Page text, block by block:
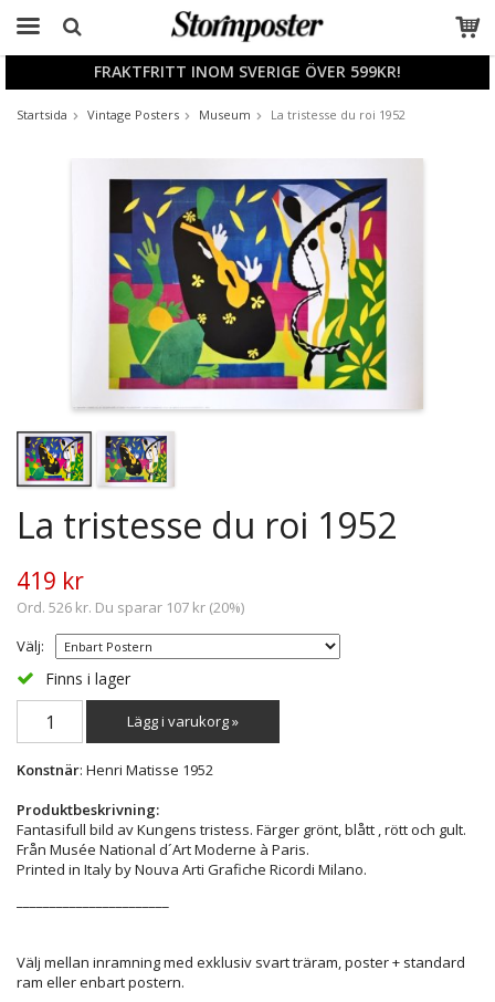
FRAKTFRITT INOM SVERIGE ÖVER 599KR!
Startsida Vintage Posters Museum La tristesse du roi 1952
La tristesse du roi 1952
419 kr
Ord. 526 kr. Du sparar 107 kr (20%)
Välj:
Finns i lager
Lägg i varukorg »
Konstnär: Henri Matisse 1952
Produktbeskrivning:
Fantasifull bild av Kungens tristess. Färger grönt, blått , rött och gult.
Från Musée National d´Art Moderne à Paris.
Printed in Italy by Nouva Arti Grafiche Ricordi Milano.
Välj mellan inramning med exklusiv svart träram, poster + standard
ram eller enbart postern.